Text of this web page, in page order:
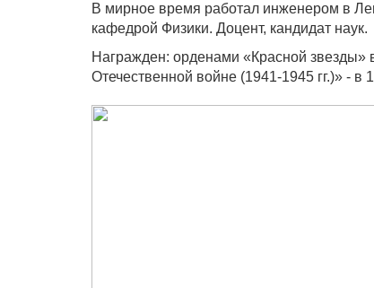
В мирное время работал инженером в
кафедрой Физики. Доцент, кандидат наук.
Награжден: орденами «Красной звезды»
Отечественной войне (1941-1945 гг.)» - в